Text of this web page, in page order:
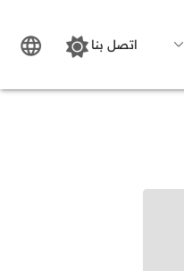
اتصل بنا